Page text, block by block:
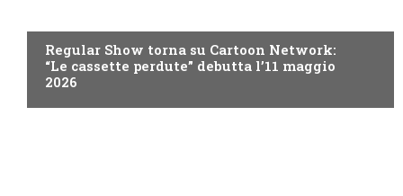
Regular Show torna su Cartoon Network:
“Le cassette perdute” debutta l’11 maggio
2026